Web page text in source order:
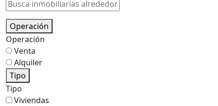
Operación
Operación
Venta
Alquiler
Tipo
Tipo
Viviendas